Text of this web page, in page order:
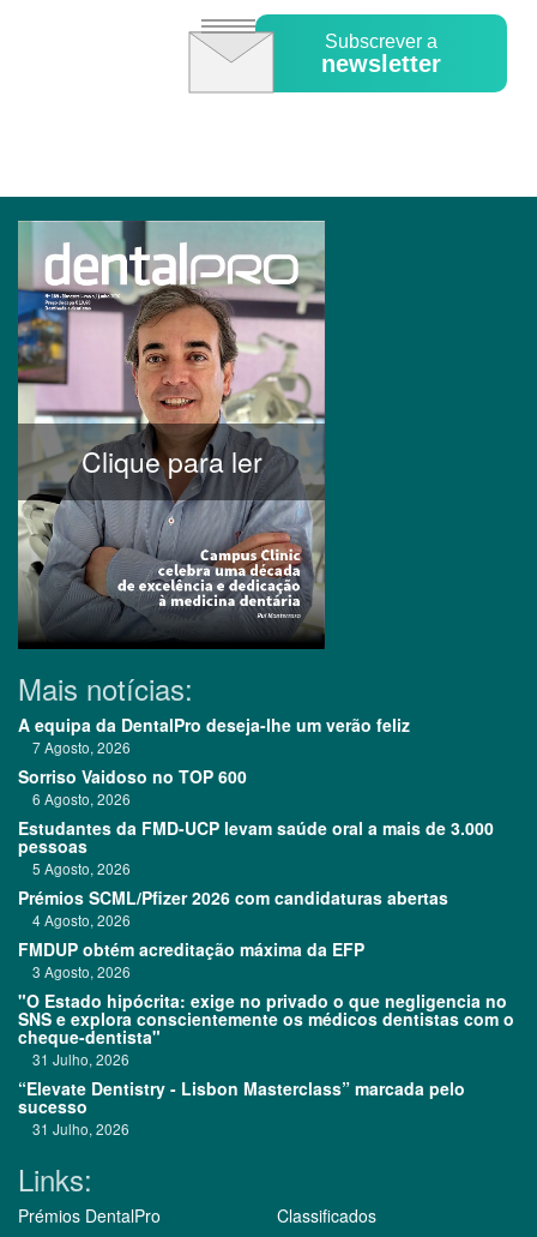
Subscrever a
newsletter
Clique para ler
Mais notícias:
A equipa da DentalPro deseja-lhe um verão feliz
7 Agosto, 2026
Sorriso Vaidoso no TOP 600
6 Agosto, 2026
Estudantes da FMD-UCP levam saúde oral a mais de 3.000
pessoas
5 Agosto, 2026
Prémios SCML/Pfizer 2026 com candidaturas abertas
4 Agosto, 2026
FMDUP obtém acreditação máxima da EFP
3 Agosto, 2026
"O Estado hipócrita: exige no privado o que negligencia no
SNS e explora conscientemente os médicos dentistas com o
cheque-dentista"
31 Julho, 2026
“Elevate Dentistry - Lisbon Masterclass” marcada pelo
sucesso
31 Julho, 2026
Links:
Prémios DentalPro Classificados